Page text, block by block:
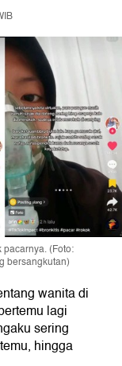
(Foto:
bersangkutan)
wanita di
lagi
sering
hingga